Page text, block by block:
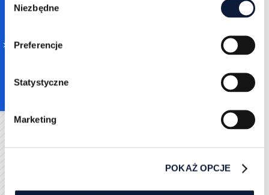
Selection
Niezbędne
Preferencje
Statystyczne
Marketing
POKAŻ OPCJE
którzy np. znajdą profil w wyszukiwarce Google, nie